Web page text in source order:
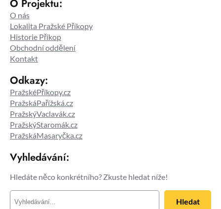
O Projektu:
O nás
Lokalita Pražské Příkopy
Historie Příkop
Obchodní oddělení
Kontakt
Odkazy:
PražskéPříkopy.cz
PražskáPařížská.cz
PražskýVaclavák.cz
PražskýStaromák.cz
PražskáMasaryčka.cz
Vyhledávání:
Hledáte něco konkrétního? Zkuste hledat níže!
Hledat